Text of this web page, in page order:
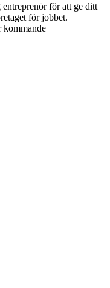
för att ge ditt
för jobbet.
kommande